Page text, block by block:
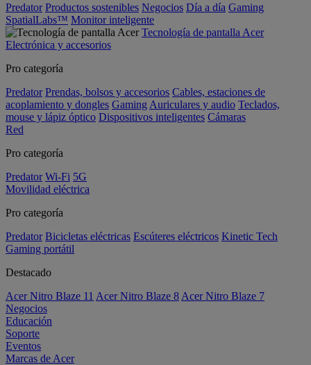
Predator Productos sostenibles Negocios Día a día Gaming
SpatialLabs™ Monitor inteligente
Tecnología de pantalla Acer
Electrónica y accesorios
Pro categoría
Predator Prendas, bolsos y accesorios Cables, estaciones de
acoplamiento y dongles Gaming Auriculares y audio Teclados,
mouse y lápiz óptico Dispositivos inteligentes Cámaras
Red
Pro categoría
Predator Wi-Fi 5G
Movilidad eléctrica
Pro categoría
Predator Bicicletas eléctricas Escúteres eléctricos Kinetic Tech
Gaming portátil
Destacado
Acer Nitro Blaze 11 Acer Nitro Blaze 8 Acer Nitro Blaze 7
Negocios
Educación
Soporte
Eventos
Marcas de Acer